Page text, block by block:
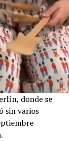
donde se
sin varios